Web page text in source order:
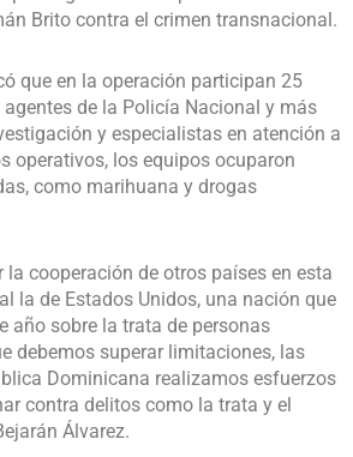
Brito contra el crimen transnacional.
que en la operación participan 25
de la Policía Nacional y más
y especialistas en atención a
operativos, los equipos ocuparon
como marihuana y drogas
la cooperación de otros países en esta
la de Estados Unidos, una nación que
año sobre la trata de personas
debemos superar limitaciones, las
Dominicana realizamos esfuerzos
contra delitos como la trata y el
Álvarez.